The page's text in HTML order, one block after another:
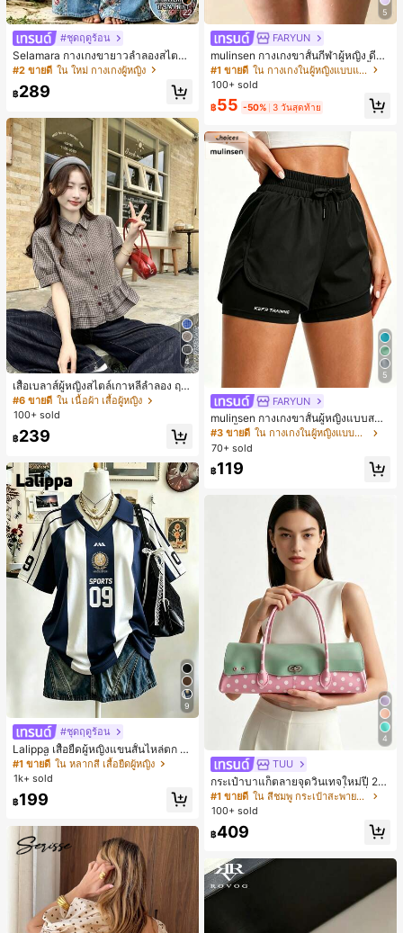
22
#ชุดฤดูร้อน
Selamara กางเกงขายาวลำลองสไตล์โ
บฮีเมียนสำหรับพักผ่อน สีกากี ผิวสัมผัส
มีเท็กซ์เจอร์ เอวสูงทรงหลวม เอวยางยืด
พร้อมเชือกรูด ทรงขาตรงทิ้งตัว ขากว้า
ดินทาง
#2 ขายดี ใน ใหม่ กางเกงผู้หญิง
฿289
4
เสื้อเบลาส์ผู้หญิงสไตล์เกาหลีลำลอง ฤดู
ใบไม้ผลิ/ฤดูร้อนใหม่ ชายระบาย ชิคแล
ะหรูหรา
#6 ขายดี ใน เนื้อผ้า เสื้อผู้หญิง
100+ sold
฿239
9
#ชุดฤดูร้อน
Lalippa เสื้อยืดผู้หญิงแขนสั้นไหล่ตก ค
อวีปกเสื้อ ลายพิมพ์ดิจิทัลลายทาง สไตล์
สปอร์ตแฟชั่นมินิมอล ของขวัญสำหรับเ
#1 ขายดี ใน หลากสี เสื้อยืดผู้หญิง
1k+ sold
฿199
5
FARYUN
mulinsen กางเกงขาสั้นกีฬาผู้หญิง ดีไซ
น์ปลายเปิด เอวยืดหยุ่น กางเกงขาสั้น
ลำลองกีฬาฤดูร้อน ความยาว 3/4
#1 ขายดี
ใน กางเกงในผู้หญิงแบบแอคทีฟ
100+ sold
฿55 -50% 3 วันสุดท้าย
5
FARYUN
mulinsen กางเกงขาสั้นผู้หญิงแบบสบา
ยๆ สีพื้น หลวม อเนกประสงค์ กางเกงขา
สั้นกีฬา 2-In-1 สำหรับวิ่ง ฟิตเนส และก
ารฝึกซ้อมกีฬาในฤดูร้อน
#3 ขายดี
ใน กางเกงในผู้หญิงแบบแอคทีฟ
70+ sold
฿119
4
TUU
กระเป๋าบาแก็ตลายจุดวินเทจใหม่ปี 20
26 สำหรับผู้หญิง กระเป๋าเจลลี่แฟชั่นสไ
ตล์หวาน ความจุขนาดใหญ่ กระเป๋าสะ
#1 ขายดี
ใน สีชมพู กระเป๋าสะพายผู้หญิง
100+ sold
฿409